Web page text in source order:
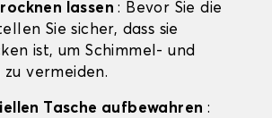
lassen: Bevor Sie die
Sie sicher, dass sie
ist, um Schimmel- und
vermeiden.
Tasche aufbewahren :